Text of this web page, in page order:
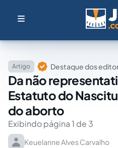
Artigo Destaque dos
Da não
Estatuto do
do aborto
Exibindo página 1 de 3
Keuelanne Alves Carvalho